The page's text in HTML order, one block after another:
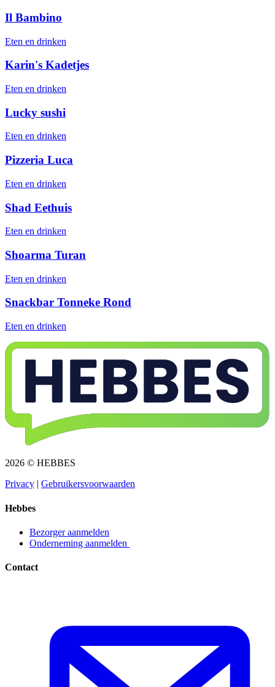
Il Bambino
Eten en drinken
Karin's Kadetjes
Eten en drinken
Lucky sushi
Eten en drinken
Pizzeria Luca
Eten en drinken
Shad Eethuis
Eten en drinken
Shoarma Turan
Eten en drinken
Snackbar Tonneke Rond
Eten en drinken
2026 © HEBBES
Privacy​​​​‌ ‍ ​‍​‍‌‍ ‌ ​‍‌‍‍‌‌‍‌ ‌‍‍‌‌‍ ‍​‍​‍​ ‍‍​‍​‍‌ ​ ‌‍​‌‌‍ ‍‌‍‍‌‌ ‌​‌ ‍‌​‍ ‍‌‍‍‌‌‍ ​‍​‍​‍ ​​‍​‍‌‍‍​‌ ​‍‌‍‌‌‌‍‌‍​‍​‍​ ‍‍​‍​‍‌‍‍​‌ ‌​‌ ‌​‌ ​​​ ‍‍​‍ ​‍ ‌‍ ​‌‍ ‌‍​ ‌‍​‌‌‍ ​‌‍‍​‌‍ ‌ ​ ‌ ‌​​ ‍‍​ ​ ​ ​ ​ ​ ​ ​ ​‍ ‌‍‍‌‌‍ ‍‌ ‌​‌‍‌‌‌‍ ‍‌ ‌​​‍ ‌‍‌‌‌‍‌​‌‍‍‌‌ ‌​​‍ ‌‍ ‌‌‍ ‌‍‌​‌‍‌‌​ ‌‌ ​​‌ ​‍‌‍‌‌‌ ​ ‌‍‌‌‌‍ ‍‌ ‌​‌‍​‌‌ ‌​‌‍‍‌‌‍ ‌‍ ‍​ ‍ ‌‍‍‌‌‍‌​​ ‌‌‍‌ ‌‍ ​‌‍ ‌‍​‍‌‍​‌‌‍ ​​ ‍ ‌ ‌​‌ ‍‌‌ ​​‌‍‌‌​ ‌‌‍‌ ‌‍ ​‌‍ ‌‍​‍‌‍​‌‌‍ ​​ ‍ ‌ ​​‌‍​‌‌ ‌​‌‍‍​​ ‌‌‍‌‍‌‍ ‌‍ ‌ ‌​‌‍‌‌‌ ​‍​‍ ‍‌‍ ​‌‍‌‌‌‍‌ ‌‍​‌‌‍ ​​‍‌‌​ ‌‌‌​​‍‌‌ ‌‍‍ ‌‍‌‌‌ ‍‌​‍‌‌​ ​ ‌​‌​​‍‌‌​ ​ ‌​‌​​‍‌‌​ ​‍​ ​‍​ ​‌​ ‍​‌‍‌‌​ ‌‍‌‍‌​‌‍‌‌‌‍‌‌​ ‌‍​ ​ ​ ‍‌​ ‌‌​ ‌​​‍‌‌​ ​‍​ ​‍​‍‌‌​ ‌‌‌​‌​​‍ ‍‌‍ ​‌‍​‌‌‍​‍‌‍‌‌‌‍ ​​ ‌‍​‍‌‍​‌‌ ​ ‌‍‌‌‌‌‌‌‌ ​‍‌‍ ​​ ‌‌‍‍​‌ ‌​‌ ‌​‌ ​​​‍‌‌​ ​ ‌​​‌​‍‌‌​ ​‍‌​‌‍​‍‌‌​ ​‍‌​‌‍‌‍ ​‌‍ ‌‍​ ‌‍​‌‌‍ ​‌‍‍​‌‍ ‌ ​ ‌ ‌​​‍‌‌​ ​ ‌​​‌​ ​ ​ ​ ​ ​ ​ ​ ​‍‌‍‌‍‍‌‌‍‌​​ ‌‌‍‌ ‌‍ ​‌‍ ‌‍​‍‌‍​‌‌‍ ​​‍‌‍‌ ‌​‌ ‍‌‌ ​​‌‍‌‌​ ‌‌‍‌ ‌‍ ​‌‍ ‌‍​‍‌‍​‌‌‍ ​​‍‌‍‌ ​​‌‍​‌‌ ‌​‌‍‍​​ ‌‌‍‌‍‌‍ ‌‍ ‌ ‌​‌‍‌‌‌ ​‍​‍ ‍‌‍ ​‌‍‌‌‌‍‌ ‌‍​‌‌‍ ​​‍‌‌​ ‌‌‌​​‍‌‌ ‌‍‍ ‌‍‌‌‌ ‍‌​‍‌‌​ ​ ‌​‌​​‍‌‌​ ​ ‌​‌​​‍‌‌​ ​‍​ ​‍​ ​‌​ ‍​‌‍‌‌​ ‌‍‌‍‌​‌‍‌‌‌‍‌‌​ ‌‍​ ​ ​ ‍‌​ ‌‌​ ‌​​‍‌‌​ ​‍​ ​‍​‍‌‌​ ‌‌‌​‌​​‍ ‍‌‍ ​‌‍​‌‌‍​‍‌‍‌‌‌‍ ​​‍‌‍‌ ​​‌‍‌‌‌ ​‍‌ ​ ‌ ​​‌‍‌‌‌‍​ ‌ ‌​‌‍‍‌‌ ‌‍‌‍‌‌​ ‌‌ ​​‌ ‌‌‌‍​‍‌‍ ​‌‍‍‌‌ ​ ‌‍‍​‌‍‌‌‌‍‌​​‍​‍‌ ‌ | Gebruikersvoorwaarden​​​​‌ ‍ ​‍​‍‌‍ ‌ ​‍‌‍‍‌‌‍‌ ‌‍‍‌‌‍ ‍​‍​‍​ ‍‍​‍​‍‌ ​ ‌‍​‌‌‍ ‍‌‍‍‌‌ ‌​‌ ‍‌​‍ ‍‌‍‍‌‌‍ ​‍​‍​‍ ​​‍​‍‌‍‍​‌ ​‍‌‍‌‌‌‍‌‍​‍​‍​ ‍‍​‍​‍‌‍‍​‌ ‌​‌ ‌​‌ ​​​ ‍‍​‍ ​‍ ‌‍ ​‌‍ ‌‍​ ‌‍​‌‌‍ ​‌‍‍​‌‍ ‌ ​ ‌ ‌​​ ‍‍​ ​ ​ ​ ​ ​ ​ ​ ​‍ ‌‍‍‌‌‍ ‍‌ ‌​‌‍‌‌‌‍ ‍‌ ‌​​‍ ‌‍‌‌‌‍‌​‌‍‍‌‌ ‌​​‍ ‌‍ ‌‌‍ ‌‍‌​‌‍‌‌​ ‌‌ ​​‌ ​‍‌‍‌‌‌ ​ ‌‍‌‌‌‍ ‍‌ ‌​‌‍​‌‌ ‌​‌‍‍‌‌‍ ‌‍ ‍​ ‍ ‌‍‍‌‌‍‌​​ ‌‌‍‌ ‌‍ ​‌‍ ‌‍​‍‌‍​‌‌‍ ​​ ‍ ‌ ‌​‌ ‍‌‌ ​​‌‍‌‌​ ‌‌‍‌ ‌‍ ​‌‍ ‌‍​‍‌‍​‌‌‍ ​​ ‍ ‌ ​​‌‍​‌‌ ‌​‌‍‍​​ ‌‌‍‌‍‌‍ ‌‍ ‌ ‌​‌‍‌‌‌ ​‍​‍ ‍‌‍ ​‌‍‌‌‌‍‌ ‌‍​‌‌‍ ​​‍‌‌​ ‌‌‌​​‍‌‌ ‌‍‍ ‌‍‌‌‌ ‍‌​‍‌‌​ ​ ‌​‌​​‍‌‌​ ​ ‌​‌​​‍‌‌​ ​‍​ ​‍​ ​​‌‍​ ‌‍‌‍​ ‌‍​ ‌​‌‍‌​​ ​ ‌‍‌‌​ ​ ​ ​‌​ ‍‌​ ​‍​‍‌‌​ ​‍​ ​‍​‍‌‌​ ‌‌‌​‌​​‍ ‍‌‍ ​‌‍​‌‌‍​‍‌‍‌‌‌‍ ​​ ‌‍​‍‌‍​‌‌ ​ ‌‍‌‌‌‌‌‌‌ ​‍‌‍ ​​ ‌‌‍‍​‌ ‌​‌ ‌​‌ ​​​‍‌‌​ ​ ‌​​‌​‍‌‌​ ​‍‌​‌‍​‍‌‌​ ​‍‌​‌‍‌‍ ​‌‍ ‌‍​ ‌‍​‌‌‍ ​‌‍‍​‌‍ ‌ ​ ‌ ‌​​‍‌‌​ ​ ‌​​‌​ ​ ​ ​ ​ ​ ​ ​ ​‍‌‍‌‍‍‌‌‍‌​​ ‌‌‍‌ ‌‍ ​‌‍ ‌‍​‍‌‍​‌‌‍ ​​‍‌‍‌ ‌​‌ ‍‌‌ ​​‌‍‌‌​ ‌‌‍‌ ‌‍ ​‌‍ ‌‍​‍‌‍​‌‌‍ ​​‍‌‍‌ ​​‌‍​‌‌ ‌​‌‍‍​​ ‌‌‍‌‍‌‍ ‌‍ ‌ ‌​‌‍‌‌‌ ​‍​‍ ‍‌‍ ​‌‍‌‌‌‍‌ ‌‍​‌‌‍ ​​‍‌‌​ ‌‌‌​​‍‌‌ ‌‍‍ ‌‍‌‌‌ ‍‌​‍‌‌​ ​ ‌​‌​​‍‌‌​ ​ ‌​‌​​‍‌‌​ ​‍​ ​‍​ ​​‌‍​ ‌‍‌‍​ ‌‍​ ‌​‌‍‌​​ ​ ‌‍‌‌​ ​ ​ ​‌​ ‍‌​ ​‍​‍‌‌​ ​‍​ ​‍​‍‌‌​ ‌‌‌​‌​​‍ ‍‌‍ ​‌‍​‌‌‍​‍‌‍‌‌‌‍ ​​‍‌‍‌ ​​‌‍‌‌‌ ​‍‌ ​ ‌ ​​‌‍‌‌‌‍​ ‌ ‌​‌‍‍‌‌ ‌‍‌‍‌‌​ ‌‌ ​​‌ ‌‌‌‍​‍‌‍ ​‌‍‍‌‌ ​ ‌‍‍​‌‍‌‌‌‍‌​​‍​‍‌ ‌
Hebbes
Bezorger aanmelden​​​​‌ ‍ ​‍​‍‌‍ ‌ ​‍‌‍‍‌‌‍‌ ‌‍‍‌‌‍ ‍​‍​‍​ ‍‍​‍​‍‌ ​ ‌‍​‌‌‍ ‍‌‍‍‌‌ ‌​‌ ‍‌​‍ ‍‌‍‍‌‌‍ ​‍​‍​‍ ​​‍​‍‌‍‍​‌ ​‍‌‍‌‌‌‍‌‍​‍​‍​ ‍‍​‍​‍‌‍‍​‌ ‌​‌ ‌​‌ ​​​ ‍‍​‍ ​‍ ‌‍ ​‌‍ ‌‍​ ‌‍​‌‌‍ ​‌‍‍​‌‍ ‌ ​ ‌ ‌​​ ‍‍​ ​ ​ ​ ​ ​ ​ ​ ​‍ ‌‍‍‌‌‍ ‍‌ ‌​‌‍‌‌‌‍ ‍‌ ‌​​‍ ‌‍‌‌‌‍‌​‌‍‍‌‌ ‌​​‍ ‌‍ ‌‌‍ ‌‍‌​‌‍‌‌​ ‌‌ ​​‌ ​‍‌‍‌‌‌ ​ ‌‍‌‌‌‍ ‍‌ ‌​‌‍​‌‌ ‌​‌‍‍‌‌‍ ‌‍ ‍​ ‍ ‌‍‍‌‌‍‌​​ ‌‌‍‌ ‌‍ ​‌‍ ‌‍​‍‌‍​‌‌‍ ​​ ‍ ‌ ‌​‌ ‍‌‌ ​​‌‍‌‌​ ‌‌‍‌ ‌‍ ​‌‍ ‌‍​‍‌‍​‌‌‍ ​​ ‍ ‌ ​​‌‍​‌‌ ‌​‌‍‍​​ ‌‌‍‌‍‌‍ ‌‍ ‌ ‌​‌‍‌‌‌ ​‍​‍ ‍‌ ​​‌‍​‌‌‍‌ ‌‍‌‌‌ ​ ​‍‌‌​ ‌‌‌​​‍‌‌ ‌‍‍ ‌‍‌‌‌ ‍‌​‍‌‌​ ​ ‌​‌​​‍‌‌​ ​ ‌​‌​​‍‌‌​ ​‍​ ​‍​ ‌ ​ ​‌‌‍​‍‌‍​ ​ ‌‌​ ‌ ​ ​‌​ ​‍​ ‌​​ ​​‌‍‌‌​ ‍‌​‍‌‌​ ​‍​ ​‍​‍‌‌​ ‌‌‌​‌​​‍ ‍‌‍ ​‌‍​‌‌‍​‍‌‍‌‌‌‍ ​​ ‌‍​‍‌‍​‌‌ ​ ‌‍‌‌‌‌‌‌‌ ​‍‌‍ ​​ ‌‌‍‍​‌ ‌​‌ ‌​‌ ​​​‍‌‌​ ​ ‌​​‌​‍‌‌​ ​‍‌​‌‍​‍‌‌​ ​‍‌​‌‍‌‍ ​‌‍ ‌‍​ ‌‍​‌‌‍ ​‌‍‍​‌‍ ‌ ​ ‌ ‌​​‍‌‌​ ​ ‌​​‌​ ​ ​ ​ ​ ​ ​ ​ ​‍‌‍‌‍‍‌‌‍‌​​ ‌‌‍‌ ‌‍ ​‌‍ ‌‍​‍‌‍​‌‌‍ ​​‍‌‍‌ ‌​‌ ‍‌‌ ​​‌‍‌‌​ ‌‌‍‌ ‌‍ ​‌‍ ‌‍​‍‌‍​‌‌‍ ​​‍‌‍‌ ​​‌‍​‌‌ ‌​‌‍‍​​ ‌‌‍‌‍‌‍ ‌‍ ‌ ‌​‌‍‌‌‌ ​‍​‍ ‍‌ ​​‌‍​‌‌‍‌ ‌‍‌‌‌ ​ ​‍‌‌​ ‌‌‌​​‍‌‌ ‌‍‍ ‌‍‌‌‌ ‍‌​‍‌‌​ ​ ‌​‌​​‍‌‌​ ​ ‌​‌​​‍‌‌​ ​‍​ ​‍​ ‌ ​ ​‌‌‍​‍‌‍​ ​ ‌‌​ ‌ ​ ​‌​ ​‍​ ‌​​ ​​‌‍‌‌​ ‍‌​‍‌‌​ ​‍​ ​‍​‍‌‌​ ‌‌‌​‌​​‍ ‍‌‍ ​‌‍​‌‌‍​‍‌‍‌‌‌‍ ​​‍‌‍‌ ​​‌‍‌‌‌ ​‍‌ ​ ‌ ​​‌‍‌‌‌‍​ ‌ ‌​‌‍‍‌‌ ‌‍‌‍‌‌​ ‌‌ ​​‌ ‌‌‌‍​‍‌‍ ​‌‍‍‌‌ ​ ‌‍‍​‌‍‌‌‌‍‌​​‍​‍‌ ‌
Onderneming aanmelden ​​​​‌ ‍ ​‍​‍‌‍ ‌ ​‍‌‍‍‌‌‍‌ ‌‍‍‌‌‍ ‍​‍​‍​ ‍‍​‍​‍‌ ​ ‌‍​‌‌‍ ‍‌‍‍‌‌ ‌​‌ ‍‌​‍ ‍‌‍‍‌‌‍ ​‍​‍​‍ ​​‍​‍‌‍‍​‌ ​‍‌‍‌‌‌‍‌‍​‍​‍​ ‍‍​‍​‍‌‍‍​‌ ‌​‌ ‌​‌ ​​​ ‍‍​‍ ​‍ ‌‍ ​‌‍ ‌‍​ ‌‍​‌‌‍ ​‌‍‍​‌‍ ‌ ​ ‌ ‌​​ ‍‍​ ​ ​ ​ ​ ​ ​ ​ ​‍ ‌‍‍‌‌‍ ‍‌ ‌​‌‍‌‌‌‍ ‍‌ ‌​​‍ ‌‍‌‌‌‍‌​‌‍‍‌‌ ‌​​‍ ‌‍ ‌‌‍ ‌‍‌​‌‍‌‌​ ‌‌ ​​‌ ​‍‌‍‌‌‌ ​ ‌‍‌‌‌‍ ‍‌ ‌​‌‍​‌‌ ‌​‌‍‍‌‌‍ ‌‍ ‍​ ‍ ‌‍‍‌‌‍‌​​ ‌‌‍‌ ‌‍ ​‌‍ ‌‍​‍‌‍​‌‌‍ ​​ ‍ ‌ ‌​‌ ‍‌‌ ​​‌‍‌‌​ ‌‌‍‌ ‌‍ ​‌‍ ‌‍​‍‌‍​‌‌‍ ​​ ‍ ‌ ​​‌‍​‌‌ ‌​‌‍‍​​ ‌‌‍‌‍‌‍ ‌‍ ‌ ‌​‌‍‌‌‌ ​‍​‍ ‍‌ ​​‌‍​‌‌‍‌ ‌‍‌‌‌ ​ ​‍‌‌​ ‌‌‌​​‍‌‌ ‌‍‍ ‌‍‌‌‌ ‍‌​‍‌‌​ ​ ‌​‌​​‍‌‌​ ​ ‌​‌​​‍‌‌​ ​‍​ ​‍​ ‌ ​ ‌ ​ ‍‌​ ​ ​ ​‌‌‍​ ‌‍​‌​ ‌‍​ ​‌‌‍​‍​ ‌‍‌‍​ ​‍‌‌​ ​‍​ ​‍​‍‌‌​ ‌‌‌​‌​​‍ ‍‌‍ ​‌‍​‌‌‍​‍‌‍‌‌‌‍ ​​ ‌‍​‍‌‍​‌‌ ​ ‌‍‌‌‌‌‌‌‌ ​‍‌‍ ​​ ‌‌‍‍​‌ ‌​‌ ‌​‌ ​​​‍‌‌​ ​ ‌​​‌​‍‌‌​ ​‍‌​‌‍​‍‌‌​ ​‍‌​‌‍‌‍ ​‌‍ ‌‍​ ‌‍​‌‌‍ ​‌‍‍​‌‍ ‌ ​ ‌ ‌​​‍‌‌​ ​ ‌​​‌​ ​ ​ ​ ​ ​ ​ ​ ​‍‌‍‌‍‍‌‌‍‌​​ ‌‌‍‌ ‌‍ ​‌‍ ‌‍​‍‌‍​‌‌‍ ​​‍‌‍‌ ‌​‌ ‍‌‌ ​​‌‍‌‌​ ‌‌‍‌ ‌‍ ​‌‍ ‌‍​‍‌‍​‌‌‍ ​​‍‌‍‌ ​​‌‍​‌‌ ‌​‌‍‍​​ ‌‌‍‌‍‌‍ ‌‍ ‌ ‌​‌‍‌‌‌ ​‍​‍ ‍‌ ​​‌‍​‌‌‍‌ ‌‍‌‌‌ ​ ​‍‌‌​ ‌‌‌​​‍‌‌ ‌‍‍ ‌‍‌‌‌ ‍‌​‍‌‌​ ​ ‌​‌​​‍‌‌​ ​ ‌​‌​​‍‌‌​ ​‍​ ​‍​ ‌ ​ ‌ ​ ‍‌​ ​ ​ ​‌‌‍​ ‌‍​‌​ ‌‍​ ​‌‌‍​‍​ ‌‍‌‍​ ​‍‌‌​ ​‍​ ​‍​‍‌‌​ ‌‌‌​‌​​‍ ‍‌‍ ​‌‍​‌‌‍​‍‌‍‌‌‌‍ ​​‍‌‍‌ ​​‌‍‌‌‌ ​‍‌ ​ ‌ ​​‌‍‌‌‌‍​ ‌ ‌​‌‍‍‌‌ ‌‍‌‍‌‌​ ‌‌ ​​‌ ‌‌‌‍​‍‌‍ ​‌‍‍‌‌ ​ ‌‍‍​‌‍‌‌‌‍‌​​‍​‍‌ ‌
Contact